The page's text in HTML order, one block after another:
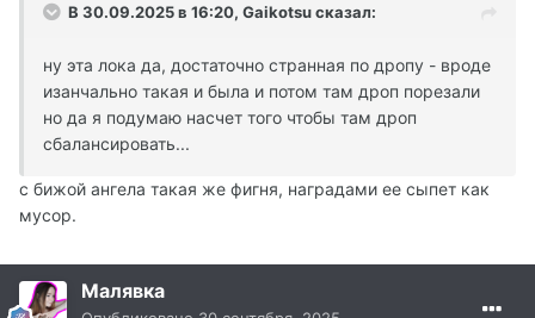
В 30.09.2025 в 16:20, Gaikotsuсказал:
ну эта лока да, достаточно странная по дропу - вроде
изанчально такая и была и потом там дроп порезали
но да я подумаю насчет того чтобы там дроп
сбалансировать...
с бижой ангела такая же фигня, наградами ее сыпет как
мусор.
Малявка